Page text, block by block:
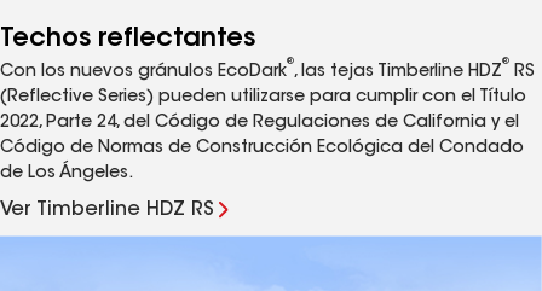
Techos reflectantes
Con los nuevos gránulos EcoDark
®
, las tejas Timberline HDZ
®
RS
(Reflective Series) pueden utilizarse para cumplir con el Título
2022, Parte 24, del Código de Regulaciones de California y el
Código de Normas de Construcción Ecológica del Condado
de Los Ángeles.
Ver Timberline HDZ RS